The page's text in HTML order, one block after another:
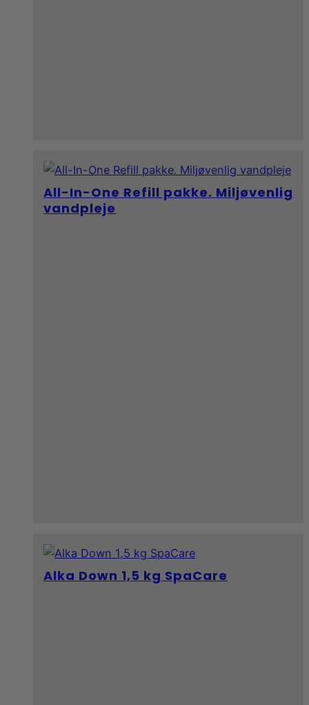
All-In-One Refill pakke. Miljøvenlig
vandpleje
Alka Down 1,5 kg SpaCare